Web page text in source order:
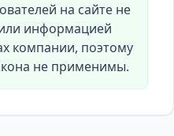
на сайте не
информацией
компании, поэтому
не применимы.